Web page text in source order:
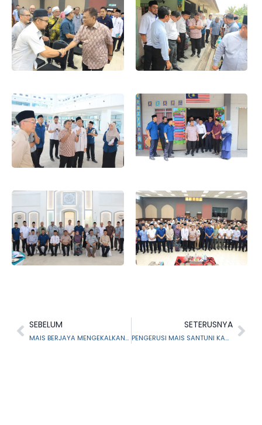
SEBELUM
MAIS BERJAYA MENGEKALKAN PENSIJILAN SIRIM
SETERUSNYA
PENGERUSI MAIS SANTUNI KARIAH MASJID AL-I’TISAM TTDI JAYA